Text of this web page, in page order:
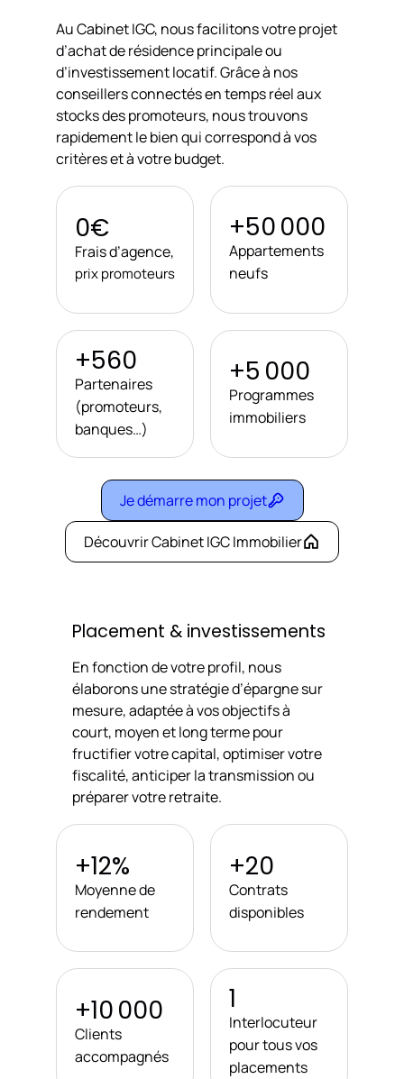
Au Cabinet IGC, nous facilitons votre projet
d’achat de résidence principale ou
d’investissement locatif. Grâce à nos
conseillers connectés en temps réel aux
stocks des promoteurs, nous trouvons
rapidement le bien qui correspond à vos
critères et à votre budget.
0€
Frais d’agence,
prix promoteurs
+50 000
Appartements
neufs
+560
Partenaires
(promoteurs,
banques…)
+5 000
Programmes
immobiliers
Je démarre mon projet
Découvrir Cabinet IGC Immobilier
Placement & investissements
En fonction de votre profil, nous
élaborons une stratégie d’épargne sur
mesure, adaptée à vos objectifs à
court, moyen et long terme pour
fructifier votre capital, optimiser votre
fiscalité, anticiper la transmission ou
préparer votre retraite.
+12%
Moyenne de
rendement
+20
Contrats
disponibles
+10 000
Clients
accompagnés
1
Interlocuteur
pour tous vos
placements